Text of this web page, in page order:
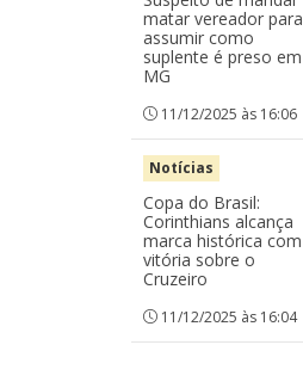
matar vereador para
assumir como
suplente é preso em
MG
11/12/2025 às 16:06
Notícias
Copa do Brasil:
Corinthians alcança
marca histórica com
vitória sobre o
Cruzeiro
11/12/2025 às 16:04